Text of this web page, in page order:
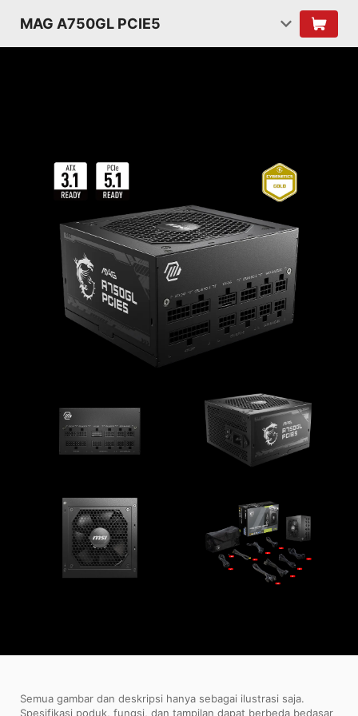
MAG A750GL PCIE5
Semua gambar dan deskripsi hanya sebagai ilustrasi saja.
Spesifikasi poduk, fungsi, dan tampilan dapat berbeda bedasar